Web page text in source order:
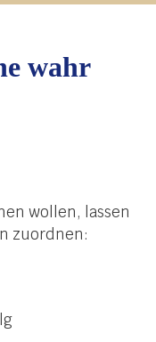
wahr
wollen, lassen
zuordnen: